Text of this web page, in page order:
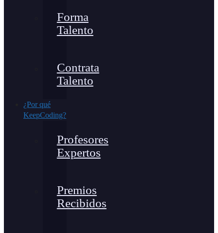
Forma
Talento
Contrata
Talento
¿Por qué
KeepCoding?
Profesores
Expertos
Premios
Recibidos